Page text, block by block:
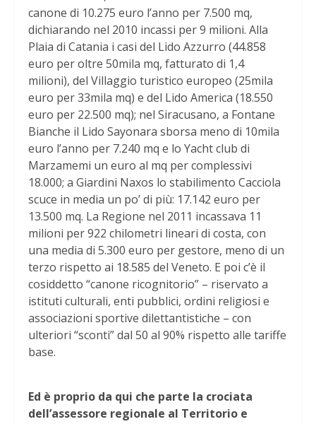
canone di 10.275 euro l’anno per 7.500 mq,
dichiarando nel 2010 incassi per 9 milioni. Alla
Plaia di Catania i casi del Lido Azzurro (44.858
euro per oltre 50mila mq, fatturato di 1,4
milioni), del Villaggio turistico europeo (25mila
euro per 33mila mq) e del Lido America (18.550
euro per 22.500 mq); nel Siracusano, a Fontane
Bianche il Lido Sayonara sborsa meno di 10mila
euro l’anno per 7.240 mq e lo Yacht club di
Marzamemi un euro al mq per complessivi
18.000; a Giardini Naxos lo stabilimento Cacciola
scuce in media un po’ di più: 17.142 euro per
13.500 mq. La Regione nel 2011 incassava 11
milioni per 922 chilometri lineari di costa, con
una media di 5.300 euro per gestore, meno di un
terzo rispetto ai 18.585 del Veneto. E poi c’è il
cosiddetto “canone ricognitorio” – riservato a
istituti culturali, enti pubblici, ordini religiosi e
associazioni sportive dilettantistiche – con
ulteriori “sconti” dal 50 al 90% rispetto alle tariffe
base.
Ed è proprio da qui che parte la crociata
dell’assessore regionale al Territorio e